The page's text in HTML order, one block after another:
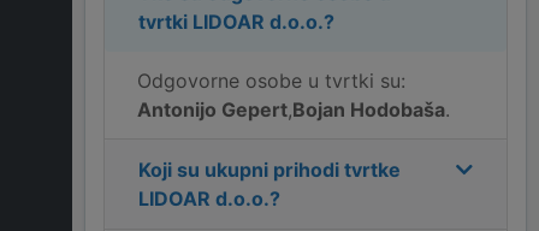
tvrtki LIDOAR d.o.o.?
Odgovorne osobe u tvrtki su:
Antonijo Gepert,Bojan Hodobaša.
Koji su ukupni prihodi tvrtke
LIDOAR d.o.o.?